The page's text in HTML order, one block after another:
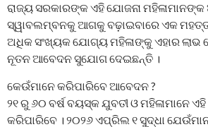
ରାଜ୍ୟ ସରକାରଙ୍କ ଏହି ଯୋଜନା
ସ୍ୱାବଲମ୍ବନକୁ ଆଗକୁ ବଢ଼ାଇବାରେ ଏକ
ଅଧିକ ସଂଖ୍ୟକ ଯୋଗ୍ୟ ମହିଳାଙ୍କୁ ଏହାର ଲାଭ
ନୂତନ ଆବେଦନ ସୁଯୋଗ ଦେଇଛନ୍ତି ।
କେଉଁମାନେ କରିପାରିବେ ଆବେଦନ ?
୨୧ ରୁ ୬୦ ବର୍ଷ ବୟସ୍କ ଯୁବତୀ ଓ ମହିଳାମାନେ
କରିପାରିବେ । ୨୦୨୬ ଏପ୍ରିଲ ୧ ସୁଦ୍ଧା